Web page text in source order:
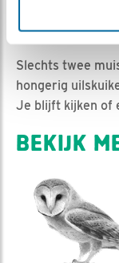
Ed Hoogkamer |
Vind ik leuk|
Slechts twee
hongerig
Je blijft kijken of
BEKIJK